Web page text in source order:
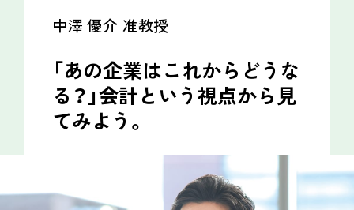
中澤 優介 准教授
「あの企業はこれからどうな
る？」会計という視点から見
てみよう。